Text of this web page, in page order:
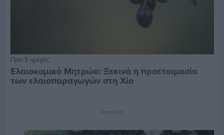
Πριν 5 ημέρες
Ελαιοκομικό Μητρώο: Ξεκινά η προετοιμασία
των ελαιοπαραγωγών στη Χίο
Διαφήμιση